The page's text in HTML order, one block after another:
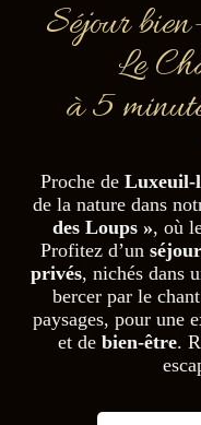
Séjour
Le
à 5
Proche de Luxeuil-
de la nature dans
des Loups », où
Profitez d’unséjour
privés, nichés dans
bercer par le
paysages, pour une
et debien-être.